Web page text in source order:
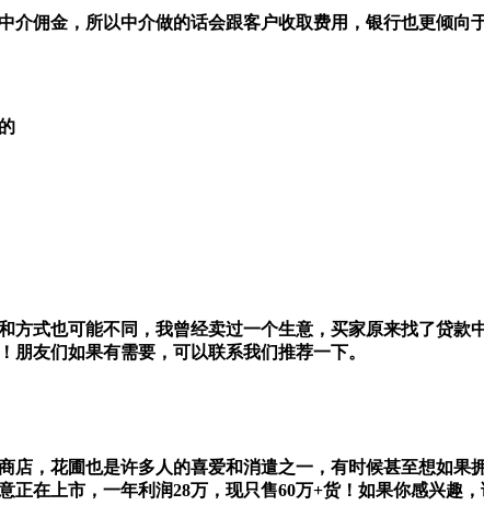
佣金，所以中介做的话会跟客户收取费用，银行也更倾向
式也可能不同，我曾经卖过一个生意，买家原来找了贷款
友们如果有需要，可以联系我们推荐一下。
，花圃也是许多人的喜爱和消遣之一，有时候甚至想如果
在上市，一年利润28万，现只售60万+货！如果你感兴趣